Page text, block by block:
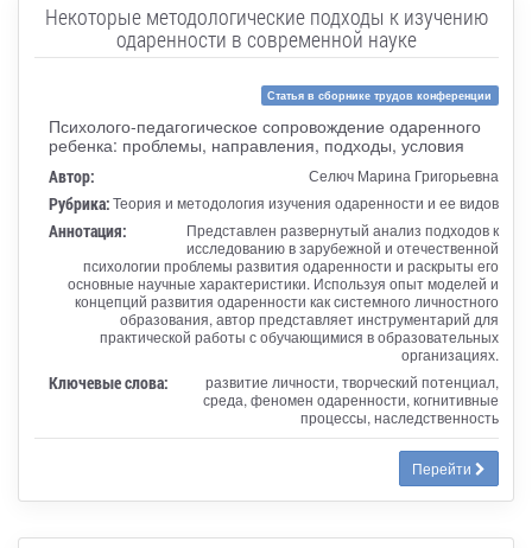
Некоторые методологические подходы к изучению
одаренности в современной науке
Статья в сборнике трудов конференции
Психолого-педагогическое сопровождение одаренного
ребенка: проблемы, направления, подходы, условия
Автор: Селюч Марина Григорьевна
Рубрика:Теория и методология изучения одаренности и ее видов
Аннотация:
Представлен развернутый анализ подходов к
исследованию в зарубежной и отечественной
психологии проблемы развития одаренности и раскрыты его
основные научные характеристики. Используя опыт моделей и
концепций развития одаренности как системного личностного
образования, автор представляет инструментарий для
практической работы с обучающимися в образовательных
организациях.
Ключевые слова:
развитие личности, творческий потенциал,
среда, феномен одаренности, когнитивные
процессы, наследственность
Перейти